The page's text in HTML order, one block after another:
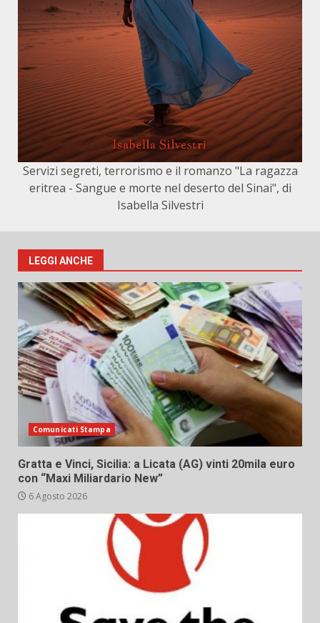
Servizi segreti, terrorismo e il romanzo "La ragazza
eritrea - Sangue e morte nel deserto del Sinai", di
Isabella Silvestri
LEGGI ANCHE
Comunicati Stampa
Gratta e Vinci, Sicilia: a Licata (AG) vinti 20mila euro
con “Maxi Miliardario New”
6 Agosto 2026